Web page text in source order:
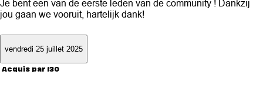
Je bent een van de eerste leden van de community ! Dankzij
jou gaan we vooruit, hartelijk dank!
vendredi 25 juillet 2025
Acquis par 130